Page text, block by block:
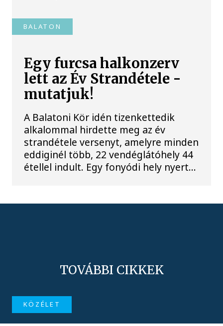
BALATON
Egy furcsa halkonzerv
lett az Év Strandétele -
mutatjuk!
A Balatoni Kör idén tizenkettedik
alkalommal hirdette meg az év
strandétele versenyt, amelyre minden
eddiginél több, 22 vendéglátóhely 44
étellel indult. Egy fonyódi hely nyert...
TOVÁBBI CIKKEK
KÖZÉLET